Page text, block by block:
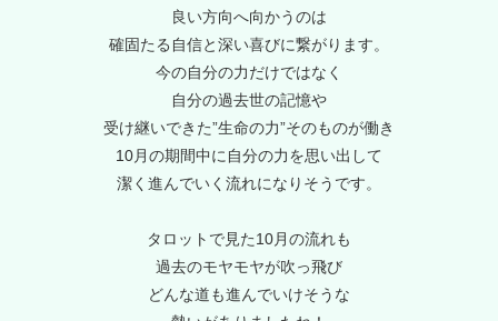
良い方向へ向かうのは
確固たる自信と深い喜びに繋がります。
今の自分の力だけではなく
自分の過去世の記憶や
受け継いできた”生命の力”そのものが働き
10月の期間中に自分の力を思い出して
潔く進んでいく流れになりそうです。
タロットで見た10月の流れも
過去のモヤモヤが吹っ飛び
どんな道も進んでいけそうな